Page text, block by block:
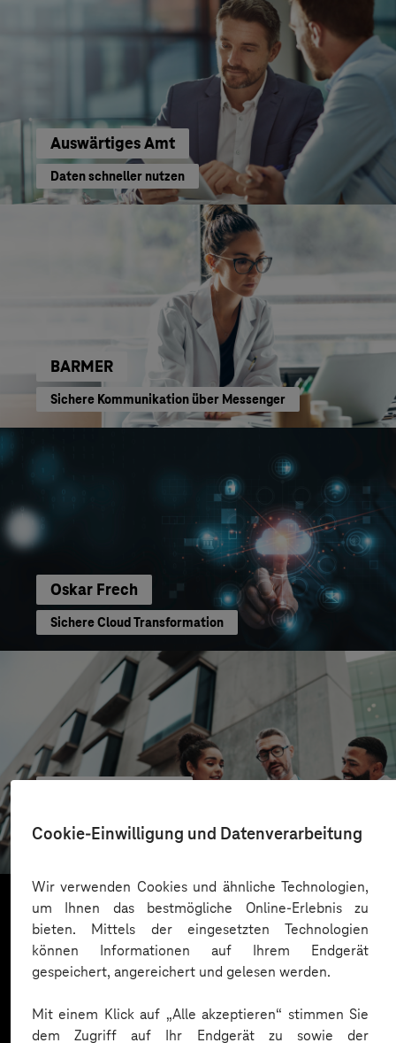
Cookie-Einwilligung und Datenverarbeitung
Wir verwenden Cookies und ähnliche Technologien,
um Ihnen das bestmögliche Online-Erlebnis zu
bieten. Mittels der eingesetzten Technologien
können Informationen auf Ihrem Endgerät
gespeichert, angereichert und gelesen werden.
Mit einem Klick auf „Alle akzeptieren“ stimmen Sie
dem Zugriff auf Ihr Endgerät zu sowie der
Auswärtiges Amt
Daten schneller nutzen
BARMER
Sichere Kommunikation über Messenger
Oskar Frech
Sichere Cloud Transformation
Erfolgreiche Transformation durch gezielte
Change-Begleitung
Mehr laden